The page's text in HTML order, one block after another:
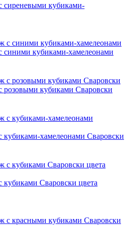
кубиками-
кубиками-хамелеонами
кубиками Сваровски
хамелеонами Сваровски
Сваровски цвета